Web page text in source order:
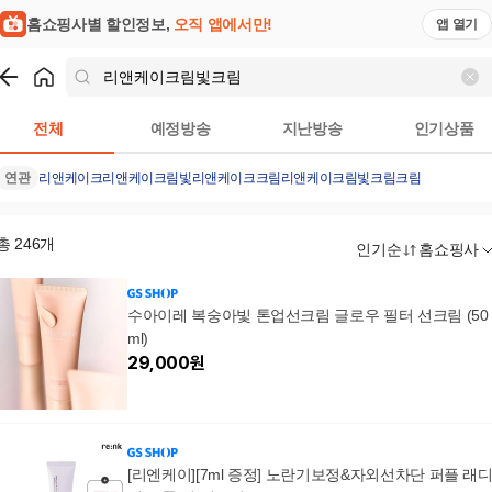
홈쇼핑사별 할인정보, 오직 앱에서만! 앱 열기
전체 예정방송 지난방송 인기상품
연관 리앤케이크리앤케이크림빛리앤케이크크림 리앤케이크림빛크림크림
246개 인기순 홈쇼핑사
수아이레 복숭아빛 톤업선크림 글로우 필터 선크림 (50
ml)
29,000원
[리엔케이][7ml 증정] 노란기보정&자외선차단 퍼플 래디